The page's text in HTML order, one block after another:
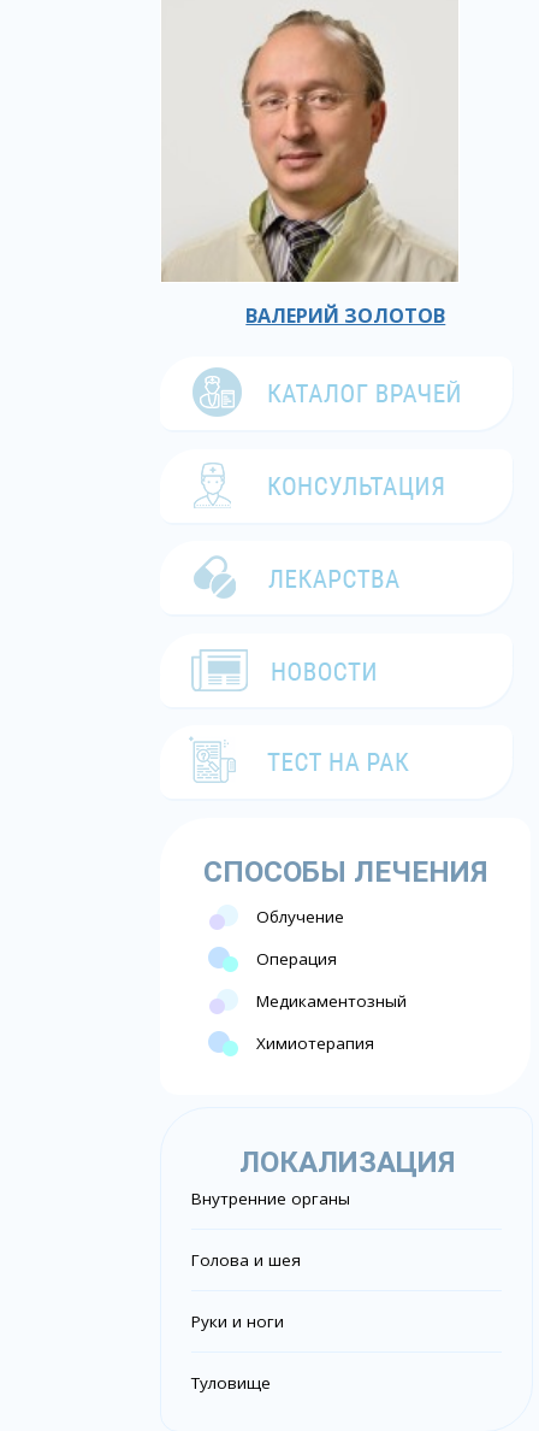
ВАЛЕРИЙ ЗОЛОТОВ
СПОСОБЫ ЛЕЧЕНИЯ
Облучение
Операция
Медикаментозный
Химиотерапия
ЛОКАЛИЗАЦИЯ
Внутренние органы
Голова и шея
Руки и ноги
Туловище